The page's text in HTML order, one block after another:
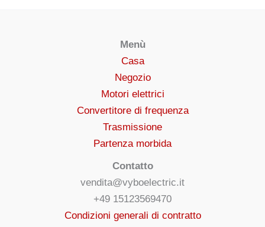
Menù
Casa
Negozio
Motori elettrici
Convertitore di frequenza
Trasmissione
Partenza morbida
Contatto
vendita@vyboelectric.it
+49 15123569470
Condizioni generali di contratto